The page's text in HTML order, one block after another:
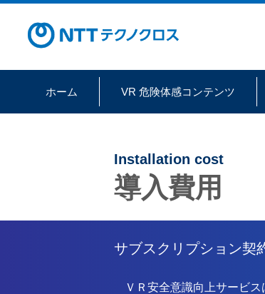
ホーム VR 危険体感コンテンツ
Installation cost
導入費用
サブスクリプション契
ＶＲ安全意識向上サービ